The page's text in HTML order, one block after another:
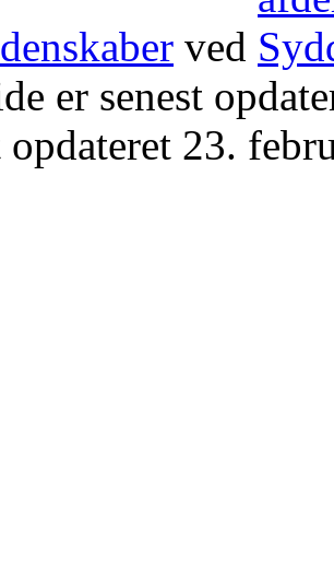
ved
er senest
opdateret 23.